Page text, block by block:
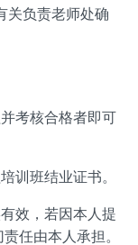
关负责老师处确
考核合格者即可
训班结业证书。
效，若因本人提
任由本人承担。